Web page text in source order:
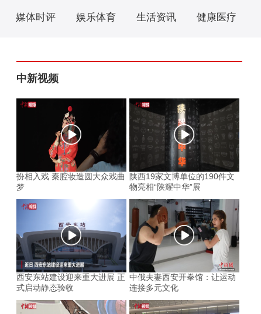
媒体时评 娱乐体育 生活资讯 健康医疗
中新视频
扮相入戏 秦腔妆造圆大众戏曲
梦
陕西19家文博单位的190件文
物亮相“陕耀中华”展
西安东站建设迎来重大进展 正
式启动静态验收
中俄夫妻西安开拳馆：让运动
连接多元文化